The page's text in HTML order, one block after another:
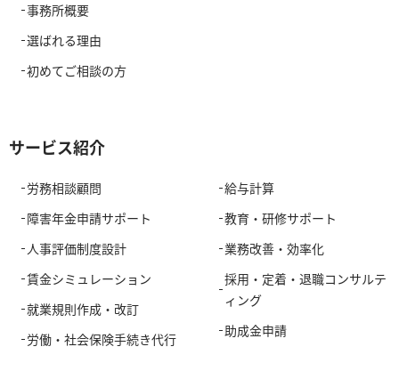
事務所概要
選ばれる理由
初めてご相談の方
サービス紹介
労務相談顧問
障害年金申請サポート
人事評価制度設計
賃金シミュレーション
就業規則作成・改訂
労働・社会保険手続き代行
給与計算
教育・研修サポート
業務改善・効率化
採用・定着・退職コンサルテ
ィング
助成金申請